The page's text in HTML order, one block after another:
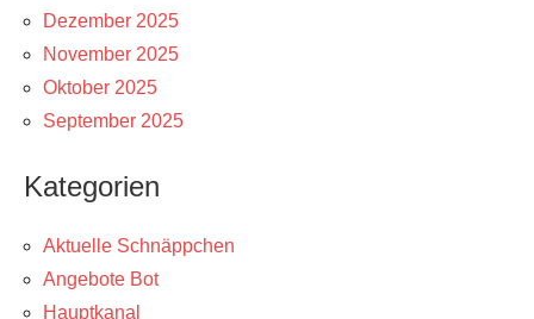
Dezember 2025
November 2025
Oktober 2025
September 2025
Kategorien
Aktuelle Schnäppchen
Angebote Bot
Hauptkanal